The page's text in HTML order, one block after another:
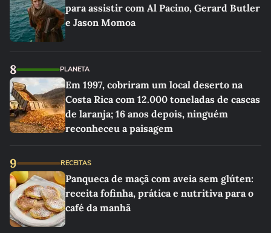
para assistir com Al Pacino, Gerard Butler
e Jason Momoa
8 PLANETA
Em 1997, cobriram um local deserto na
Costa Rica com 12.000 toneladas de cascas
de laranja; 16 anos depois, ninguém
reconheceu a paisagem
9 RECEITAS
Panqueca de maçã com aveia sem glúten:
receita fofinha, prática e nutritiva para o
café da manhã